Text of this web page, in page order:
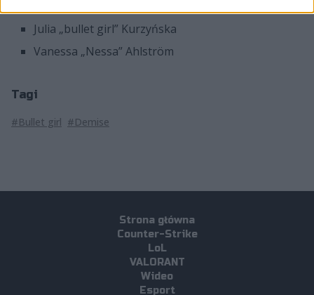
Julia „bullet girl” Kurzyńska
Vanessa „Nessa” Ahlström
Tagi
#Bullet girl #Demise
Strona główna
Counter-Strike
LoL
VALORANT
Wideo
Esport